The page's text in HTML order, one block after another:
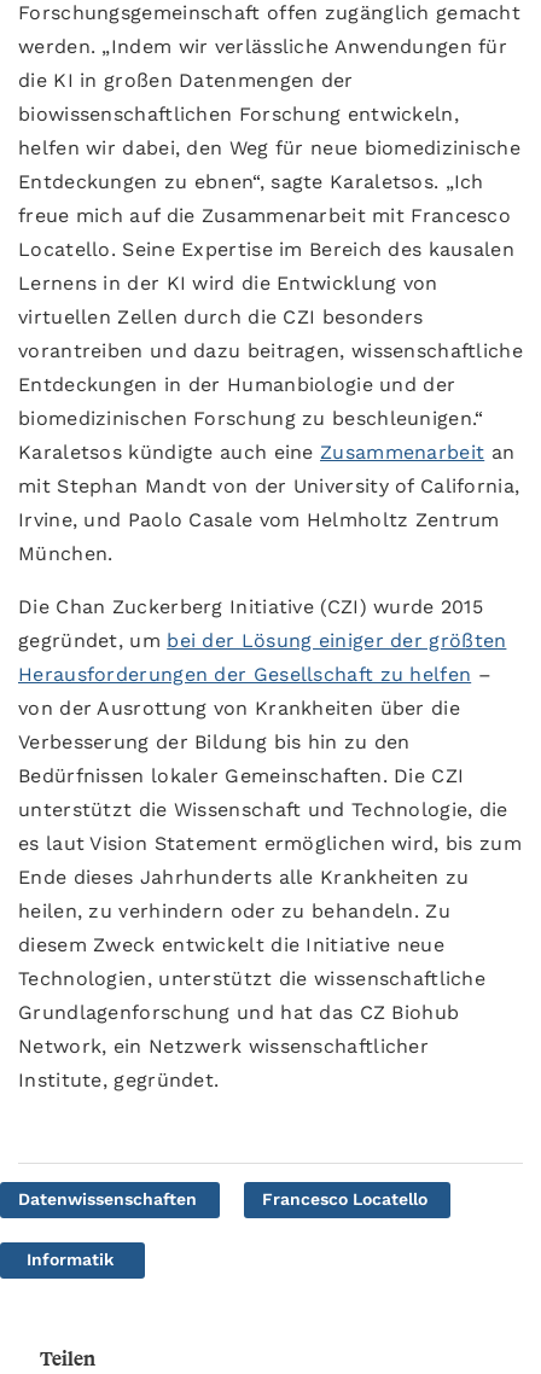
Forschungsgemeinschaft offen zugänglich gemacht
werden. „Indem wir verlässliche Anwendungen für
die KI in großen Datenmengen der
biowissenschaftlichen Forschung entwickeln,
helfen wir dabei, den Weg für neue biomedizinische
Entdeckungen zu ebnen“, sagte Karaletsos. „Ich
freue mich auf die Zusammenarbeit mit Francesco
Locatello. Seine Expertise im Bereich des kausalen
Lernens in der KI wird die Entwicklung von
virtuellen Zellen durch die CZI besonders
vorantreiben und dazu beitragen, wissenschaftliche
Entdeckungen in der Humanbiologie und der
biomedizinischen Forschung zu beschleunigen.“
Karaletsos kündigte auch eineZusammenarbeit an
mit Stephan Mandt von der University of California,
Irvine, und Paolo Casale vom Helmholtz Zentrum
München.
Die Chan Zuckerberg Initiative (CZI) wurde 2015
gegründet, um bei der Lösung einiger der größten
Herausforderungen der Gesellschaft zu helfen –
von der Ausrottung von Krankheiten über die
Verbesserung der Bildung bis hin zu den
Bedürfnissen lokaler Gemeinschaften. Die CZI
unterstützt die Wissenschaft und Technologie, die
es laut Vision Statement ermöglichen wird, bis zum
Ende dieses Jahrhunderts alle Krankheiten zu
heilen, zu verhindern oder zu behandeln. Zu
diesem Zweck entwickelt die Initiative neue
Technologien, unterstützt die wissenschaftliche
Grundlagenforschung und hat das CZ Biohub
Network, ein Netzwerk wissenschaftlicher
Institute, gegründet.
Datenwissenschaften Francesco Locatello
Informatik
Teilen